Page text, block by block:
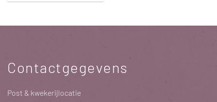
Contactgegevens
Post & kwekerijlocatie